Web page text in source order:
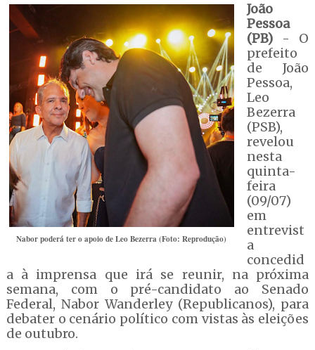
Nabor poderá ter o apoio de Leo Bezerra (Foto: Reprodução)
João
Pessoa
(PB)- O
prefeito
de João
Pessoa,
Leo
Bezerra
(PSB),
revelou
nesta
quinta-
feira
(09/07)
em
entrevist
a
concedid
a à imprensa que irá se reunir, na próxima
semana, com o pré-candidato ao Senado
Federal, Nabor Wanderley (Republicanos), para
debater o cenário político com vistas às eleições
de outubro.